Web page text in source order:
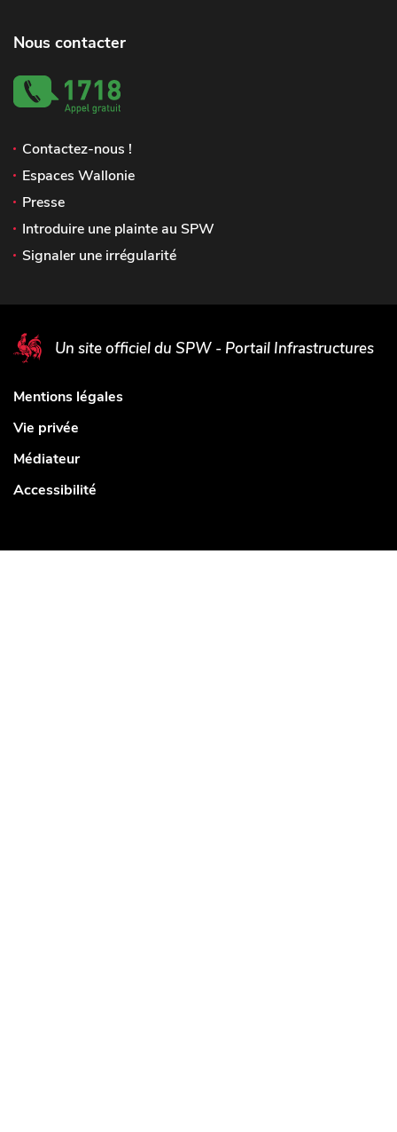
Nous contacter
Contactez-nous !
Espaces Wallonie
Presse
Introduire une plainte au SPW
Signaler une irrégularité
Un site officiel du SPW - Portail Infrastructures
Mentions légales
Vie privée
Médiateur
Accessibilité